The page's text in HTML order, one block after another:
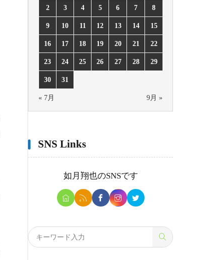
2 3 4 5 6 7 8
9 10 11 12 13 14 15
16 17 18 19 20 21 22
23 24 25 26 27 28 29
30 31
« 7月 9月 »
SNS Links
如月翔也のSNSです